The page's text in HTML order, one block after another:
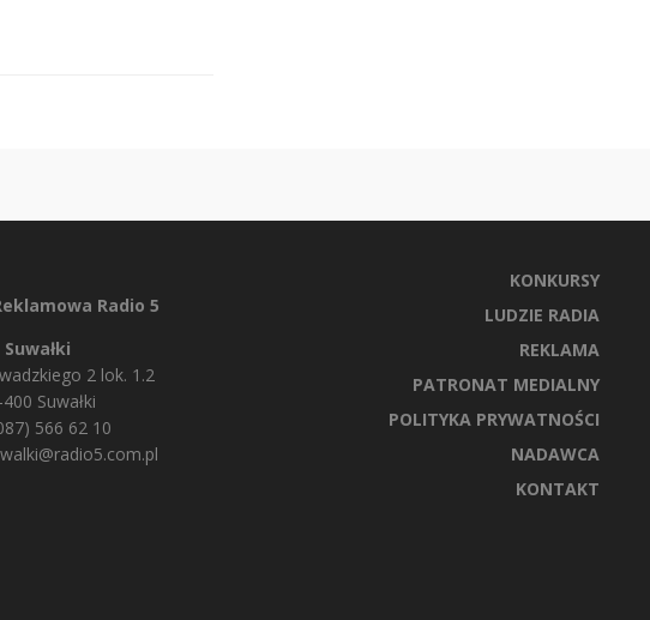
Radio 5
Suwałki
2 lok. 1.2
Suwałki
566 62 10
KONKURSY
LUDZIE RADIA
REKLAMA
PATRONAT MEDIALNY
POLITYKA PRYWATNOŚCI
NADAWCA
KONTAKT